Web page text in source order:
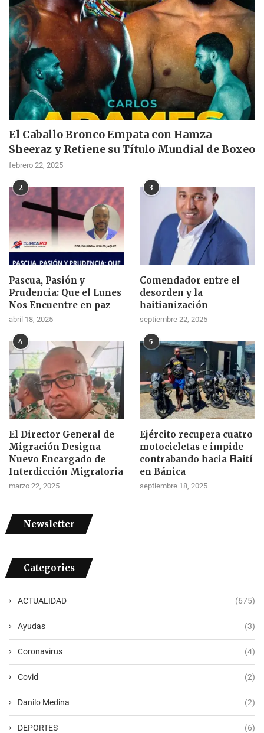
El Caballo Bronco Empata con Hamza
Sheeraz y Retiene su Título Mundial de Boxeo
febrero 22, 2025
2
Pascua, Pasión y
Prudencia: Que el Lunes
Nos Encuentre en paz
abril 18, 2025
3
Comendador entre el
desorden y la
haitianización
septiembre 22, 2025
4
El Director General de
Migración Designa
Nuevo Encargado de
Interdicción Migratoria
marzo 22, 2025
5
Ejército recupera cuatro
motocicletas e impide
contrabando hacia Haití
en Bánica
septiembre 18, 2025
Newsletter
Categories
ACTUALIDAD (675)
Ayudas (3)
Coronavirus (4)
Covid (2)
Danilo Medina (2)
DEPORTES (6)